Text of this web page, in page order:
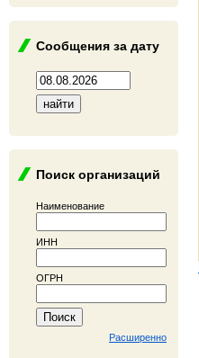
Сообщения за дату
Поиск организаций
Наименование
ИНН
ОГРН
Расширенно